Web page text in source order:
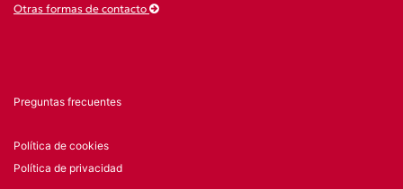
Otras formas de contacto
Preguntas frecuentes
Política de cookies
Política de privacidad